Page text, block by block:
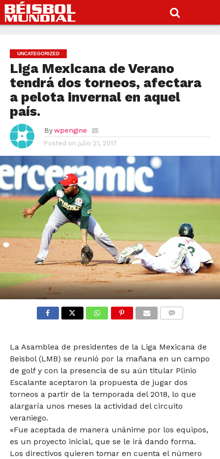
UNCATEGORIZED
Liga Mexicana de Verano
tendrá dos torneos, afectara
a pelota invernal en aquel
país.
By wpengine
Posted on julio 21, 2017
La Asamblea de presidentes de la Liga Mexicana de
Beisbol (LMB) se reunió por la mañana en un campo
de golf y con la presencia de su aún titular Plinio
Escalante aceptaron la propuesta de jugar dos
torneos a partir de la temporada del 2018, lo que
alargaría unos meses la actividad del circuito
veraniego.
«Fue aceptada de manera unánime por los equipos,
es un proyecto inicial, que se le irá dando forma.
Los directivos quieren tomar en cuenta el número